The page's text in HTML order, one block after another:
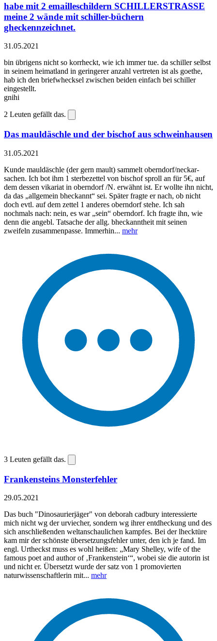
habe mit 2 emailleschildern SCHILLERSTRASSE
meine 2 wände mit schiller-büchern
gheckennzeichnet.
31.05.2021
bin übrigens nicht so korrheckt, wie ich immer tue. da schiller selbst
in seinem heimatland in geringerer anzahl vertreten ist als goethe,
hab ich den briefwhecksel zwischen beiden einfach bei schiller
eingestellt.
gnihi
2 Leuten gefällt das.
Das mauldäschle und der bischof aus schweinhausen
31.05.2021
Kunde mauldäschle (der gern mault) sammelt oberndorf/neckar-
sachen. Ich bot ihm 1 sterbezettel von bischof sproll an für 5€, auf
dem dessen vikariat in oberndorf /N. erwähnt ist. Er wollte ihn nicht,
da das „allgemein bheckannt“ sei. Später fragte er nach, ob nicht
doch evtl. auf dem zettel 1 anderes oberndorf stehe. Ich sah
nochmals nach: nein, es war „sein“ oberndorf. Ich fragte ihn, wie
denn die angebl. Tatsache der allg. bheckanntheit mit seinen
zweifeln zusammenpasse. Immerhin... mehr
3 Leuten gefällt das.
Frankensteins Monsterfehler
29.05.2021
Das buch "Dinosaurierjäger" von deborah cadbury interessierte
mich nicht wg der urviecher, sondern wg ihrer entdheckung und des
sich anschließenden weltanschaulichen kampfes. Bei der lhecktüre
kam mir der schönste übersetzungsfehler unter, den ich je fand. Im
engl. Urtheckst muss es wohl heißen: „Mary Shelley, wife of the
famous poet and author of ‚Frankenstein‘“, wobei sie die autorin ist
und nicht er. Übersetzt wurde der satz von 1 promovierten
naturwissenschaftlerin mit... mehr